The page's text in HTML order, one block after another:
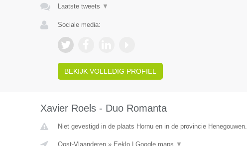
Laatste tweets ▼
Sociale media:
BEKIJK VOLLEDIG PROFIEL
Xavier Roels - Duo Romanta
Niet gevestigd in de plaats Hornu en in de provincie Henegouwen.
Oost-Vlaanderen» Eeklo| Google maps ▼